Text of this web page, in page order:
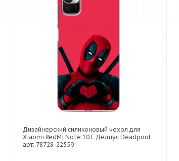
Дизайнерский силиконовый чехол для
Xiaomi RedMi Note 10T Дедпул Deadpool
арт: 78728-22559